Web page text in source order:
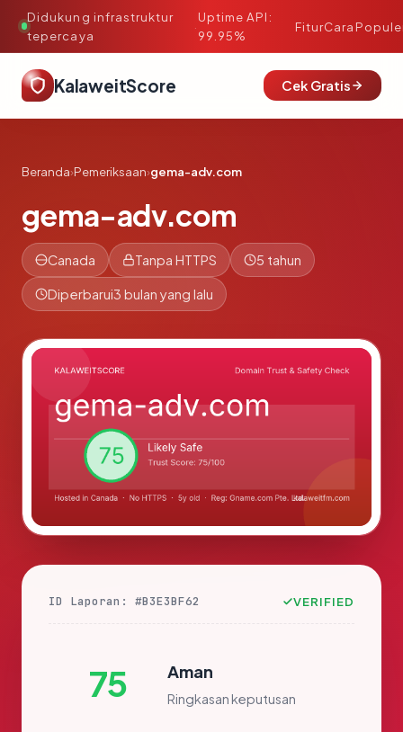
Didukung infrastruktur
tepercaya
·
Uptime API:
99.95%
FiturCara
KalaweitScore Cek Gratis
Beranda›Pemeriksaan›gema-adv.com
gema-adv.com
Canada Tanpa HTTPS 5 tahun
Diperbarui3 bulan yang lalu
ID Laporan: #B3E3BF62 VERIFIED
75 Aman
Ringkasan keputusan